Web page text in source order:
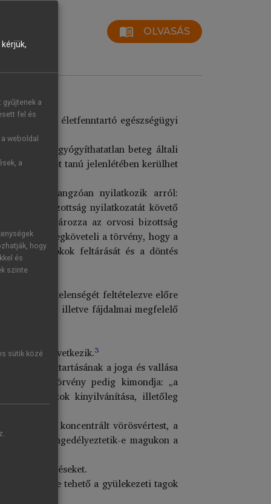
menu_book OLVASÁS
illetőleg életfenntartó egészségügyi
a gyógyíthatatlan beteg általi
esetén két tanú jelenlétében kerülhet
és egybehangzóan nyilatkozik arról:
orvosi bizottság nyilatkozatát követő
meghatározza az orvosi bizottság
Megköveteli a törvény, hogy a
lévő okok feltárását és a döntés
feltételezve előre
nem képes, illetve fájdalmai megfelelő
következik.3
kapcsolattartásának a joga és vallása
évi IV. törvény pedig kimondja: „a
és azok kinyilvánítása, illetőleg
vér, a koncentrált vörösvértest, a
hogy engedélyeztetik-e magukon a
járó kezeléseket.
40 ezer főre tehető a gyülekezeti tagok
a
fel és
weboldal
a
hogy
és
szinte
sütik közé